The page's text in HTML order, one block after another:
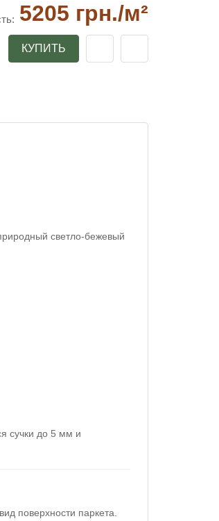
5205 грн./м²
КУПИТЬ
светло-бежевый
сучки до 5 мм и
поверхности паркета.